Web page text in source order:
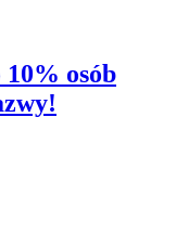
osób